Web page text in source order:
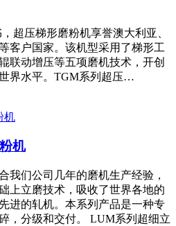
超压梯形磨粉机享誉澳大利亚、
客户国家。该机型采用了梯形工
联动增压等五项磨机技术，开创
界水平。TGM系列超压…
机
我们公司几年的磨机生产经验，
上立磨技术，吸收了世界各地的
进的轧机。本系列产品是一种专
，分级和交付。 LUM系列超细立